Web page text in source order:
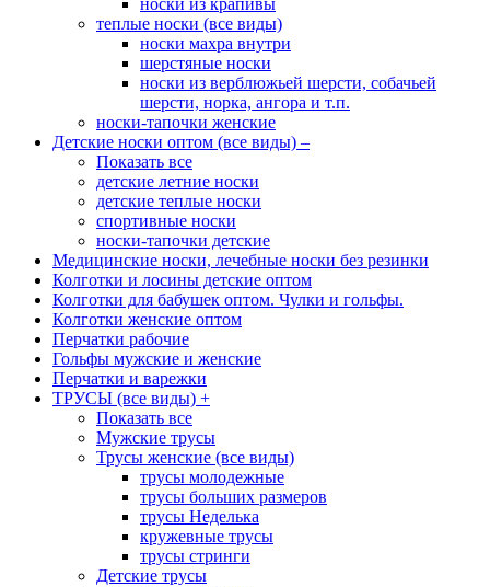
теплые носки (все виды)
носки махра внутри
шерстяные носки
носки из верблюжьей шерсти, собачьей
шерсти, норка, ангора и т.п.
носки-тапочки женские
Детские носки оптом (все виды) –
Показать все
детские летние носки
детские теплые носки
спортивные носки
носки-тапочки детские
Медицинские носки, лечебные носки без резинки
Колготки и лосины детские оптом
Колготки для бабушек оптом. Чулки и гольфы.
Колготки женские оптом
Перчатки рабочие
Гольфы мужские и женские
Перчатки и варежки
ТРУСЫ (все виды) +
Показать все
Мужские трусы
Трусы женские (все виды)
трусы молодежные
трусы больших размеров
трусы Неделька
кружевные трусы
трусы стринги
Детские трусы